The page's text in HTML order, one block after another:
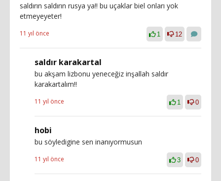
saldırın saldırın rusya ya!! bu uçaklar biel onları yok
etmeyeyeter!
11 yıl önce 1 12
saldır karakartal
bu akşam lizbonu yeneceğiz inşallah saldır
karakartalım!!
11 yıl önce 1 0
hobi
bu söyledigine sen inanıyormusun
11 yıl önce 3 0